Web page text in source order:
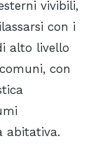
vivibili,
con i
alto livello
con
abitativa.